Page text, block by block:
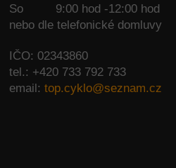
So
9:00 hod -12:00 hod
nebo dle telefonické domluvy
IČO: 02343860
tel.: +420 733 792 733
email:top.cyklo@seznam.cz